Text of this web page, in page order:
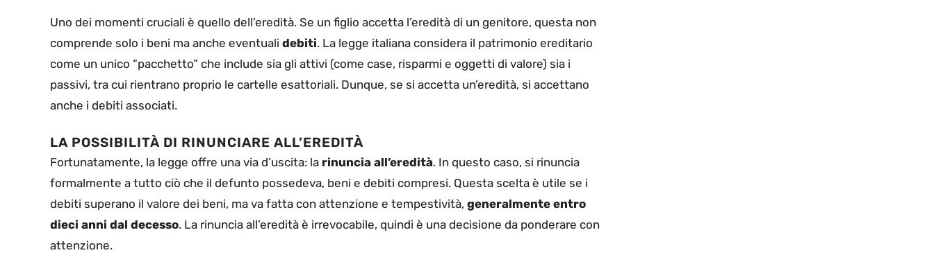
Uno dei momenti cruciali è quello dell’eredità. Se un figlio accetta l’eredità di un genitore, questa non
comprende solo i beni ma anche eventuali debiti. La legge italiana considera il patrimonio ereditario
come un unico “pacchetto” che include sia gli attivi (come case, risparmi e oggetti di valore) sia i
passivi, tra cui rientrano proprio le cartelle esattoriali. Dunque, se si accetta un’eredità, si accettano
anche i debiti associati.
LA POSSIBILITÀ DI RINUNCIARE ALL’EREDITÀ
Fortunatamente, la legge offre una via d’uscita: la rinuncia all’eredità. In questo caso, si rinuncia
formalmente a tutto ciò che il defunto possedeva, beni e debiti compresi. Questa scelta è utile se i
debiti superano il valore dei beni, ma va fatta con attenzione e tempestività, generalmente entro
dieci anni dal decesso. La rinuncia all’eredità è irrevocabile, quindi è una decisione da ponderare con
attenzione.